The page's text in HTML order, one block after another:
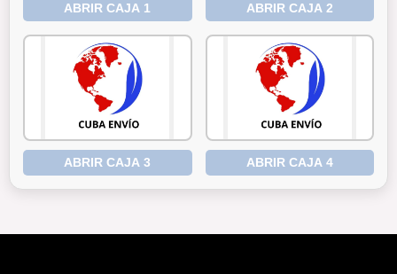
ABRIR CAJA 1 ABRIR CAJA 2
ABRIR CAJA 3 ABRIR CAJA 4